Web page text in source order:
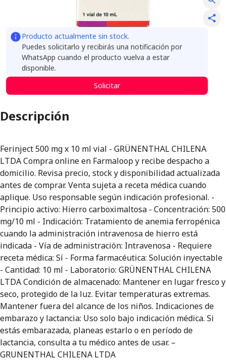
Producto actualmente sin stock.
Puedes solicitarlo y recibirás una notificación por
WhatsApp cuando el producto vuelva a estar
disponible.
Solicitar
Descripción
Ferinject 500 mg x 10 ml vial - GRÜNENTHAL CHILENA
LTDA Compra online en Farmaloop y recibe despacho a
domicilio. Revisa precio, stock y disponibilidad actualizada
antes de comprar. Venta sujeta a receta médica cuando
aplique. Uso responsable según indicación profesional. -
Principio activo: Hierro carboximaltosa - Concentración: 500
mg/10 ml - Indicación: Tratamiento de anemia ferropénica
cuando la administración intravenosa de hierro está
indicada - Vía de administración: Intravenosa - Requiere
receta médica: Sí - Forma farmacéutica: Solución inyectable
- Cantidad: 10 ml - Laboratorio: GRÜNENTHAL CHILENA
LTDA Condición de almacenado: Mantener en lugar fresco y
seco, protegido de la luz. Evitar temperaturas extremas.
Mantener fuera del alcance de los niños. Indicaciones de
embarazo y lactancia: Uso solo bajo indicación médica. Si
estás embarazada, planeas estarlo o en período de
lactancia, consulta a tu médico antes de usar. –
GRUNENTHAL CHILENA LTDA